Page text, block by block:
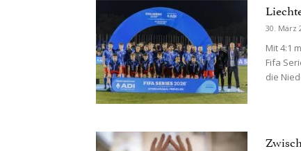
30. März
Mit 4:1
Fifa
die